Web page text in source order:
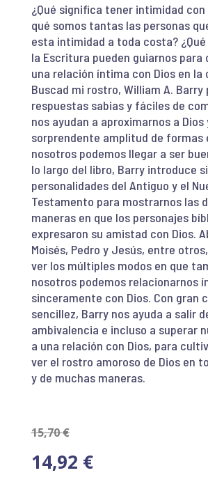
¿Qué significa tener intimidad con
qué somos tantas las personas
esta intimidad a toda costa?
la Escritura pueden guiarnos para
una relación íntima con Dios en la
Buscad mi rostro, William A. Barry
respuestas sabias y fáciles de
nos ayudan a aproximarnos a
sorprendente amplitud de formas
nosotros podemos llegar a ser
lo largo del libro, Barry introduce
personalidades del Antiguo y el
Testamento para mostrarnos las
maneras en que los personajes
expresaron su amistad con Dios.
Moisés, Pedro y Jesús, entre
ver los múltiples modos en que
nosotros podemos relacionarnos
sinceramente con Dios. Con gran
sencillez, Barry nos ayuda a salir
ambivalencia e incluso a superar
a una relación con Dios, para
ver el rostro amoroso de Dios en
y de muchas maneras.
15,70€
14,92 €